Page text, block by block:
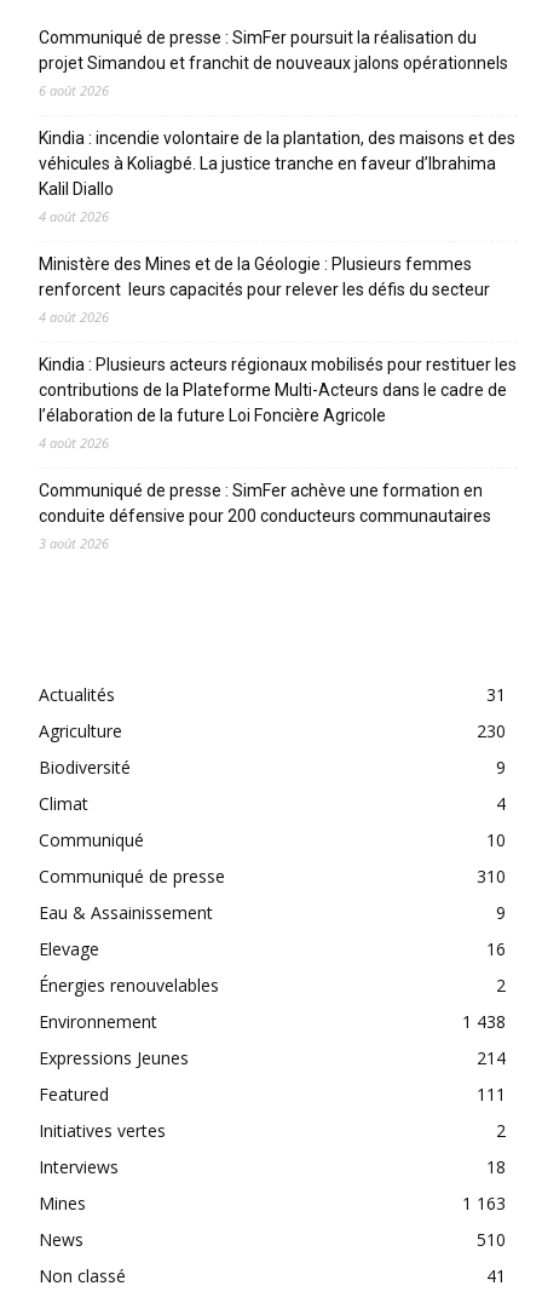
Communiqué de presse : SimFer poursuit la réalisation du
projet Simandou et franchit de nouveaux jalons opérationnels
6 août 2026
Kindia : incendie volontaire de la plantation, des maisons et des
véhicules à Koliagbé. La justice tranche en faveur d’Ibrahima
Kalil Diallo
4 août 2026
Ministère des Mines et de la Géologie : Plusieurs femmes
renforcent leurs capacités pour relever les défis du secteur
4 août 2026
Kindia : Plusieurs acteurs régionaux mobilisés pour restituer les
contributions de la Plateforme Multi-Acteurs dans le cadre de
l’élaboration de la future Loi Foncière Agricole
4 août 2026
Communiqué de presse : SimFer achève une formation en
conduite défensive pour 200 conducteurs communautaires
3 août 2026
Actualités
31
Agriculture
230
Biodiversité
9
Climat
4
Communiqué
10
Communiqué de presse
310
Eau & Assainissement
9
Elevage
16
Énergies renouvelables
2
Environnement
1 438
Expressions Jeunes
214
Featured
111
Initiatives vertes
2
Interviews
18
Mines
1 163
News
510
Non classé
41